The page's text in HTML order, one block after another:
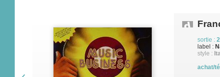
sortie :
label :
style :
achat/